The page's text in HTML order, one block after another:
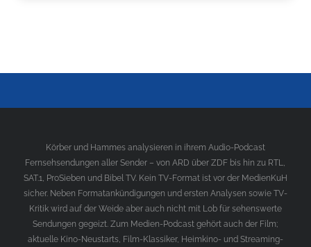
Körber und Hammes analysieren in ihrem Audio-Podcast
Fernsehsendungen aller Sender – von ARD über ZDF bis hin zu RTL,
SAT.1, ProSieben und Bibel TV. Kein TV-Format ist vor der MedienKuH
sicher. Neben Formatankündigungen und ersten Analysen sowie TV-
Kritik wird auf der Weide aber auch nicht mit Lob für sehenswerte
Sendungen gegeizt. Zum Medien-Podcast gehört auch der Film;
aktuelle Kino-Neustarts, Film-Klassiker, Heimkino- und Streaming-